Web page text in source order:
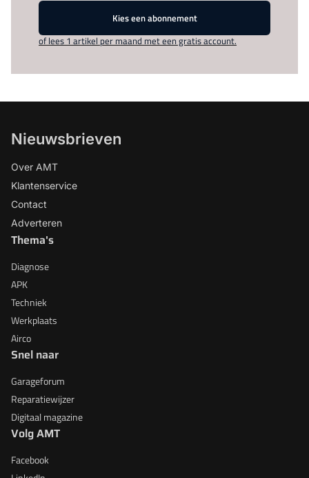
Kies een abonnement
of lees 1 artikel per maand met een gratis account.
Nieuwsbrieven
Over AMT
Klantenservice
Contact
Adverteren
Thema's
Diagnose
APK
Techniek
Werkplaats
Airco
Snel naar
Garageforum
Reparatiewijzer
Digitaal magazine
Volg AMT
Facebook